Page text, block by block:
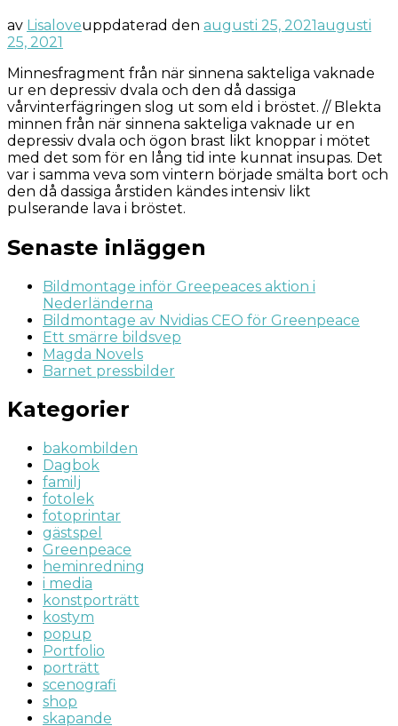
av Lisaloveuppdaterad den augusti 25, 2021augusti
25, 2021
Minnesfragment från när sinnena sakteliga vaknade
ur en depressiv dvala och den då dassiga
vårvinterfägringen slog ut som eld i bröstet. // Blekta
minnen från när sinnena sakteliga vaknade ur en
depressiv dvala och ögon brast likt knoppar i mötet
med det som för en lång tid inte kunnat insupas. Det
var i samma veva som vintern började smälta bort och
den då dassiga årstiden kändes intensiv likt
pulserande lava i bröstet.
Senaste inläggen
Bildmontage inför Greepeaces aktion i
Nederländerna
Bildmontage av Nvidias CEO för Greenpeace
Ett smärre bildsvep
Magda Novels
Barnet pressbilder
Kategorier
bakombilden
Dagbok
familj
fotolek
fotoprintar
gästspel
Greenpeace
heminredning
i media
konstporträtt
kostym
popup
Portfolio
porträtt
scenografi
shop
skapande